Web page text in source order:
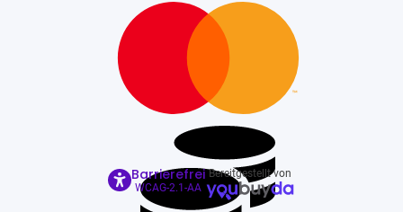
Barrierefrei
WCAG-2.1-AA
Bereitgestellt von